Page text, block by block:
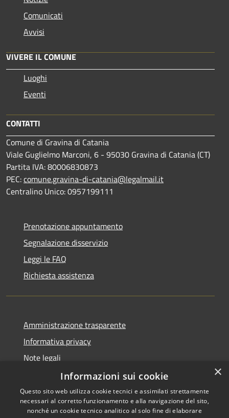
Comunicati
Avvisi
VIVERE IL COMUNE
Luoghi
Eventi
CONTATTI
Comune di Gravina di Catania
Viale Guglielmo Marconi, 6 - 95030 Gravina di Catania (CT)
Partita IVA: 80006830873
PEC:comune.gravina-di-catania@legalmail.it
Centralino Unico: 0957199111
Prenotazione appuntamento
Segnalazione disservizio
Leggi le FAQ
Richiesta assistenza
Amministrazione trasparente
Informativa privacy
Note legali
Dichiarazione di accessibilità
×
Informazioni sui cookie
Questo sito web utilizza cookie tecnici e assimilati strettamente
necessari al corretto funzionamento e alla navigazione del sito,
nonché un cookie tecnico analitico al solo fine di elaborare